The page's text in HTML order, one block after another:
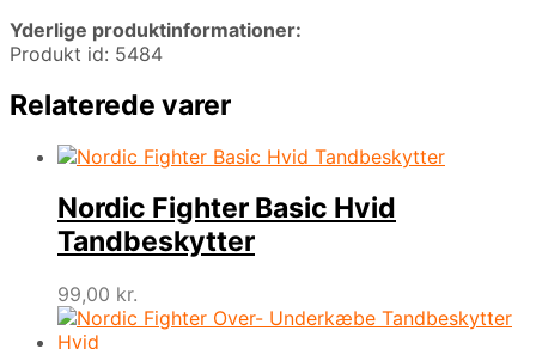
Yderlige produktinformationer:
Produkt id: 5484
Relaterede varer
Nordic Fighter Basic Hvid
Tandbeskytter
99,00 kr.